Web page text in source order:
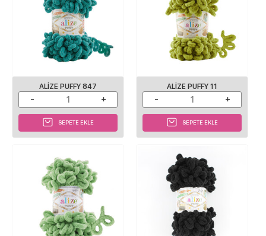
ALIZE PUFFY 847
SEPETE EKLE
ALIZE PUFFY 11
SEPETE EKLE